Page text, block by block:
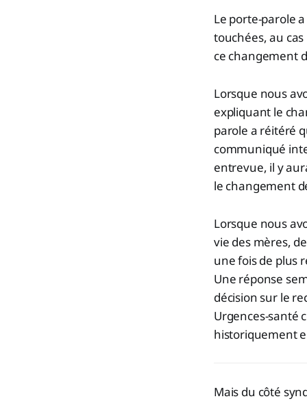
Le porte-parole
touchées, au
ce changement
Lorsque nous
expliquant le
parole a réitéré
communiqué
entrevue, il y
le changement
Lorsque nous
vie des mères,
une fois de plus
Une réponse
décision sur le
Urgences-santé
historiquement
Mais du côté